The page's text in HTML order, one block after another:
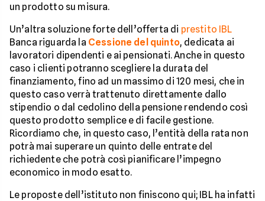
un prodotto su misura.
Un’altra soluzione forte dell’offerta di prestito IBL
Banca riguarda la Cessione del quinto, dedicata ai
lavoratori dipendenti e ai pensionati. Anche in questo
caso i clienti potranno scegliere la durata del
finanziamento, fino ad un massimo di 120 mesi, che in
questo caso verrà trattenuto direttamente dallo
stipendio o dal cedolino della pensione rendendo così
questo prodotto semplice e di facile gestione.
Ricordiamo che, in questo caso, l’entità della rata non
potrà mai superare un quinto delle entrate del
richiedente che potrà così pianificare l’impegno
economico in modo esatto.
Le proposte dell’istituto non finiscono qui; IBL ha infatti